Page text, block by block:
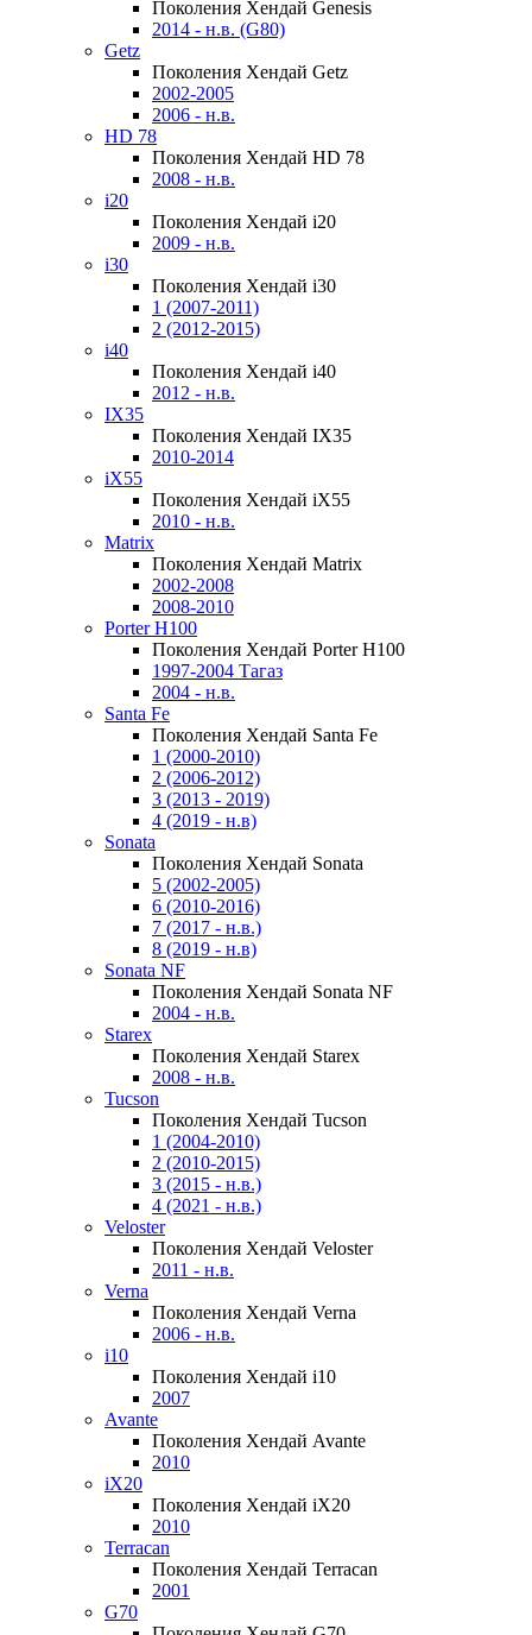
Поколения Хендай Genesis
2014 - н.в. (G80)
Getz
Поколения Хендай Getz
2002-2005
2006 - н.в.
HD 78
Поколения Хендай HD 78
2008 - н.в.
i20
Поколения Хендай i20
2009 - н.в.
i30
Поколения Хендай i30
1 (2007-2011)
2 (2012-2015)
i40
Поколения Хендай i40
2012 - н.в.
IX35
Поколения Хендай IX35
2010-2014
iX55
Поколения Хендай iX55
2010 - н.в.
Matrix
Поколения Хендай Matrix
2002-2008
2008-2010
Porter H100
Поколения Хендай Porter H100
1997-2004 Тагаз
2004 - н.в.
Santa Fe
Поколения Хендай Santa Fe
1 (2000-2010)
2 (2006-2012)
3 (2013 - 2019)
4 (2019 - н.в)
Sonata
Поколения Хендай Sonata
5 (2002-2005)
6 (2010-2016)
7 (2017 - н.в.)
8 (2019 - н.в)
Sonata NF
Поколения Хендай Sonata NF
2004 - н.в.
Starex
Поколения Хендай Starex
2008 - н.в.
Tucson
Поколения Хендай Tucson
1 (2004-2010)
2 (2010-2015)
3 (2015 - н.в.)
4 (2021 - н.в.)
Veloster
Поколения Хендай Veloster
2011 - н.в.
Verna
Поколения Хендай Verna
2006 - н.в.
i10
Поколения Хендай i10
2007
Avante
Поколения Хендай Avante
2010
iX20
Поколения Хендай iX20
2010
Terracan
Поколения Хендай Terracan
2001
G70